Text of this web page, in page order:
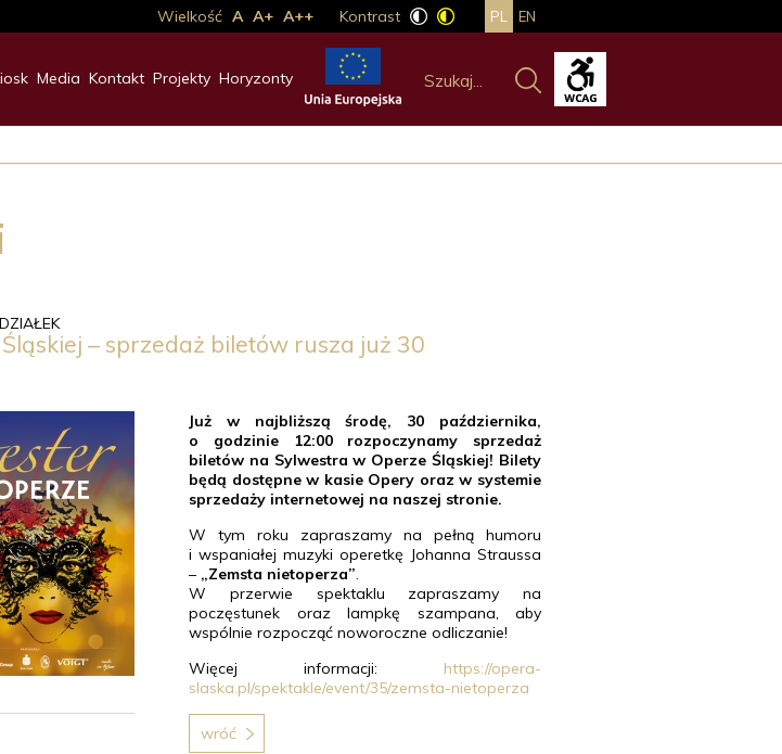
Media Kontakt Projekty Horyzonty
Wielkość A A+ A++ Kontrast PL EN
– sprzedaż biletów rusza już 30
Już w najbliższą środę, 30 października,
o godzinie 12:00 rozpoczynamy sprzedaż
biletów na Sylwestra w Operze Śląskiej! Bilety
będą dostępne w kasie Opery oraz w systemie
sprzedaży internetowej na naszej stronie.
W tym roku zapraszamy na pełną humoru
i wspaniałej muzyki operetkę Johanna Straussa
– „Zemsta nietoperza”.
W przerwie spektaklu zapraszamy na
poczęstunek oraz lampkę szampana, aby
wspólnie rozpocząć noworoczne odliczanie!
Więcej informacji: https://opera-
slaska.pl/spektakle/event/35/zemsta-nietoperza
wróć